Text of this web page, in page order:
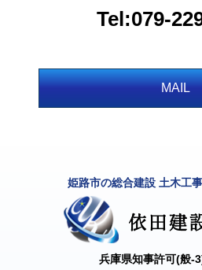
Tel:079-
MAIL
姫路市の総合建設 土木工
兵庫県知事許可(般-